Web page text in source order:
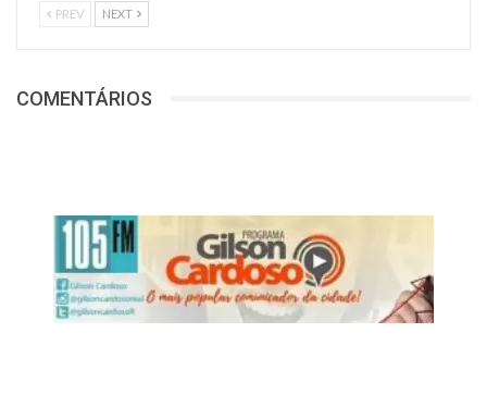
PREV NEXT
COMENTÁRIOS